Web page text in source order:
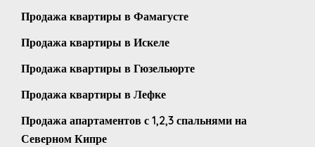
Продажа квартиры в Фамагусте
Продажа квартиры в Искеле
Продажа квартиры в Гюзельюрте
Продажа квартиры в Лефке
Продажа апартаментов с 1,2,3 спальнями на
Северном Кипре